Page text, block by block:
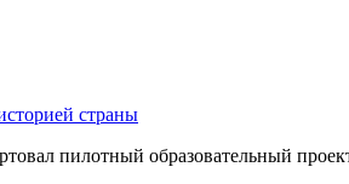
страны
пилотный образовательный